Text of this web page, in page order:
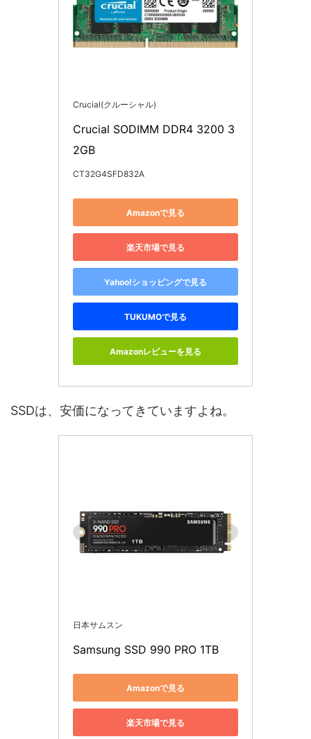
Crucial(クルーシャル)
Crucial SODIMM DDR4 3200 3
2GB
CT32G4SFD832A
Amazonで見る
楽天市場で見る
Yahoo!ショッピングで見る
TUKUMOで見る
Amazonレビューを見る
SSDは、安価になってきていますよね。
日本サムスン
Samsung SSD 990 PRO 1TB
Amazonで見る
楽天市場で見る